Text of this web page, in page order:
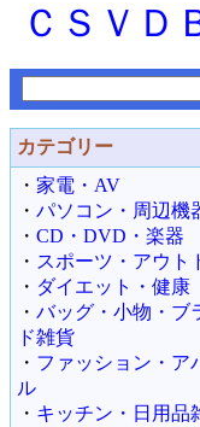
ＣＳＶＤ
カテゴリー
・ 家電・AV
・ パソコン・周辺機
・ CD・DVD・楽器
・ スポーツ・アウト
・ ダイエット・健康
・ バッグ・小物・ブ
ド雑貨
・ ファッション・ア
ル
・ キッチン・日用品